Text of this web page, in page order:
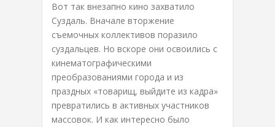
Вот так внезапно кино захватило
Суздаль. Вначале вторжение
съемочных коллективов поразило
суздальцев. Но вскоре они освоились с
кинематографическими
преобразованиями города и из
праздных «товарищ, выйдите из кадра»
превратились в активных участников
массовок. И как интересно было